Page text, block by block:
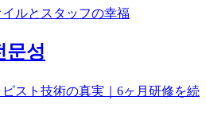
ルとスタッフの幸福
문성
スト技術の真実｜6ヶ月研修を続